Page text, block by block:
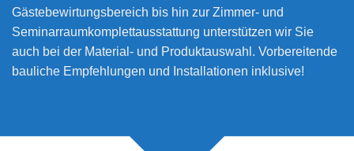
Gästebewirtungsbereich bis hin zur Zimmer- und
Seminarraumkomplettausstattung unterstützen wir Sie
auch bei der Material- und Produktauswahl. Vorbereitende
bauliche Empfehlungen und Installationen inklusive!